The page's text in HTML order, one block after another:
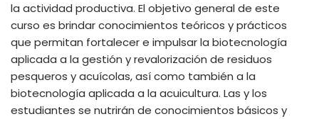
la actividad productiva. El objetivo general de este
curso es brindar conocimientos teóricos y prácticos
que permitan fortalecer e impulsar la biotecnología
aplicada a la gestión y revalorización de residuos
pesqueros y acuícolas, así como también a la
biotecnología aplicada a la acuicultura. Las y los
estudiantes se nutrirán de conocimientos básicos y